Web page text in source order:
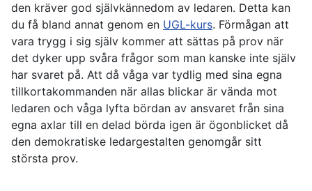
den kräver god självkännedom av ledaren. Detta kan
du få bland annat genom en UGL-kurs. Förmågan att
vara trygg i sig själv kommer att sättas på prov när
det dyker upp svåra frågor som man kanske inte själv
har svaret på. Att då våga var tydlig med sina egna
tillkortakommanden när allas blickar är vända mot
ledaren och våga lyfta bördan av ansvaret från sina
egna axlar till en delad börda igen är ögonblicket då
den demokratiske ledargestalten genomgår sitt
största prov.